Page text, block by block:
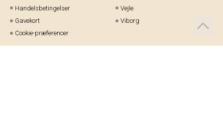
Handelsbetingelser
Gavekort
Cookie-præferencer
Vejle
Viborg